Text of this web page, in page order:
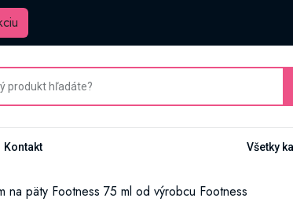
Kontakt Všetky
na päty Footness 75 ml od výrobcu Footness